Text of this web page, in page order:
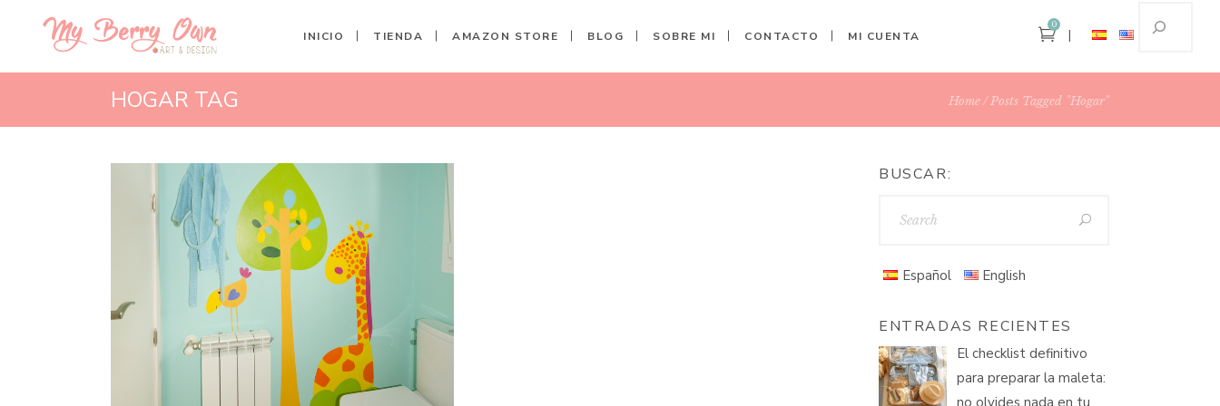
INICIO TIENDA AMAZON STORE BLOG SOBRE MI CONTACTO MI CUENTA
0
HOGAR TAG Home Posts Tagged "hogar"
BUSCAR:
Español English
ENTRADAS RECIENTES
El checklist definitivo
para preparar la maleta:
no olvides nada en tu